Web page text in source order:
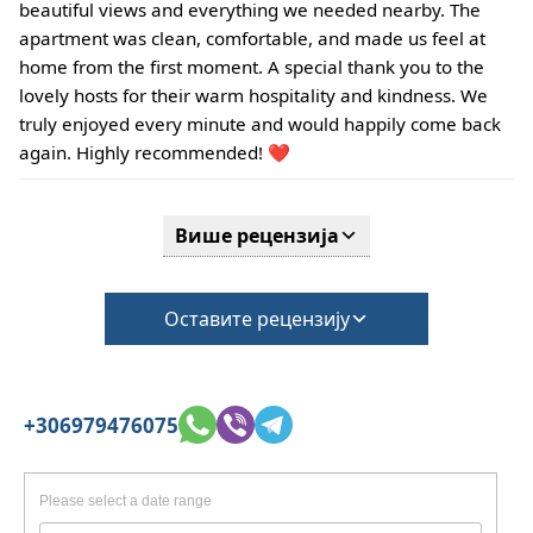
стања објекта.
•
Кућни љубимци:
Кућни љубимци нису дозвољени
•
Депозит за штету:
Није потребан депозит при пријави.
beautiful views and everything we needed nearby. The
apartment was clean, comfortable, and made us feel at
home from the first moment. A special thank you to the
lovely hosts for their warm hospitality and kindness. We
truly enjoyed every minute and would happily come back
again. Highly recommended! ❤️
Више рецензија
Оставите рецензију
+306979476075
Please select a date range